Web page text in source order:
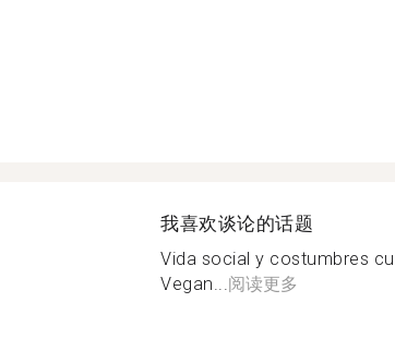
我喜欢谈论的话题
Vida social y costumbres
Vegan...阅读更多